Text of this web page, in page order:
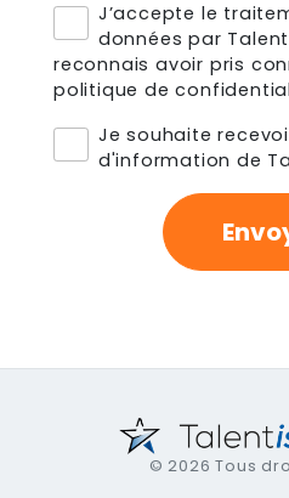
J’accepte le
données par
reconnais avoir pris
politique de
Je souhaite
d'information de
© 2026 Tous